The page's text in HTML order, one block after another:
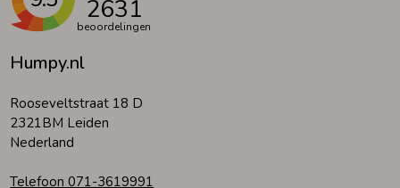
Humpy.nl
Rooseveltstraat 18 D
2321BM Leiden
Nederland
Telefoon 071-3619991
2631
beoordelingen